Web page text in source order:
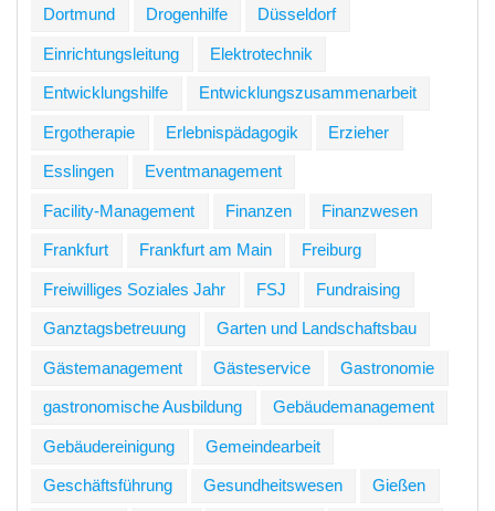
Dortmund Drogenhilfe Düsseldorf
Einrichtungsleitung Elektrotechnik
Entwicklungshilfe Entwicklungszusammenarbeit
Ergotherapie Erlebnispädagogik Erzieher
Esslingen Eventmanagement
Facility-Management Finanzen Finanzwesen
Frankfurt Frankfurt am Main Freiburg
Freiwilliges Soziales Jahr FSJ Fundraising
Ganztagsbetreuung Garten und Landschaftsbau
Gästemanagement Gästeservice Gastronomie
gastronomische Ausbildung Gebäudemanagement
Gebäudereinigung Gemeindearbeit
Geschäftsführung Gesundheitswesen Gießen